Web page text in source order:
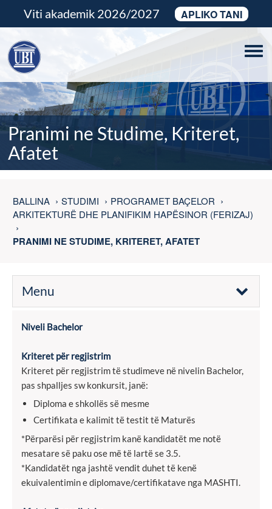
Viti akademik 2026/2027 APLIKO TANI
Pranimi ne Studime, Kriteret,
Afatet
BALLINA STUDIMI
PROGRAMET BAÇELOR
ARKITEKTURË DHE PLANIFIKIM HAPËSINOR (FERIZAJ)
PRANIMI NE STUDIME, KRITERET, AFATET
Menu
Niveli Bachelor
Kriteret për regjistrim
Kriteret për regjistrim të studimeve në nivelin Bachelor,
pas shpalljes sw konkursit, janë:
Diploma e shkollës së mesme
Certifikata e kalimit të testit të Maturës
*Përparësi për regjistrim kanë kandidatët me notë
mesatare së paku ose më të lartë se 3.5.
*Kandidatët nga jashtë vendit duhet të kenë
ekuivalentimin e diplomave/certifikatave nga MASHTI.